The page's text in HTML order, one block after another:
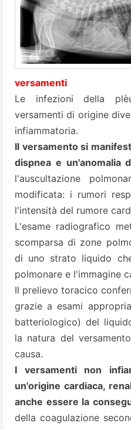
versamenti
Le infezioni della
versamenti di origine
infiammatoria.
Il versamento si
dispnea e un'anomalia
l'auscultazione
modificata: i rumori
l'intensità del rumore
L'esame radiografico
scomparsa di zone
di uno strato liquido
polmonare e l'immagine
Il prelievo toracico
grazie a esami
batteriologico) del
la natura del
causa.
I versamenti non
un'origine cardiaca,
anche essere la
della coagulazione